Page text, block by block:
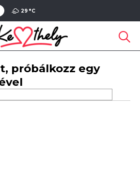
29 °C
próbálkozz egy